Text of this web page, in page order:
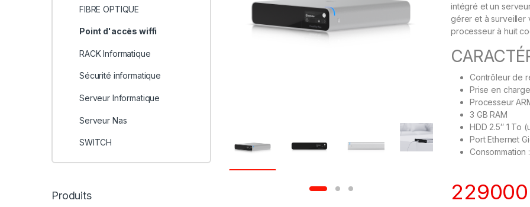
intégré et un
gérer et à surveiller
processeur à huit
Contrôleur de
Prise en
Processeur
3 GB RAM
HDD 2.5″ 1 To
Port Ethernet
Consommation
229000
FIBRE OPTIQUE
Point d'accès wiffi
RACK Informatique
Sécurité informatique
Serveur Informatique
Serveur Nas
SWITCH
Produits